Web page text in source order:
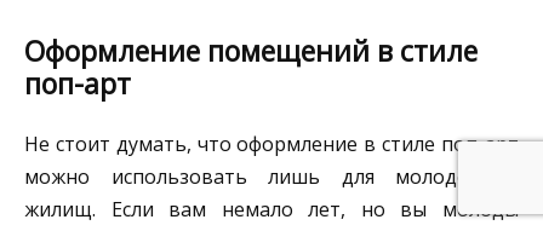
Оформление помещений в стиле
поп-арт
Не стоит думать, что оформление в стиле поп-арт
можно использовать лишь для молодёжных
жилищ. Если вам немало лет, но вы молоды